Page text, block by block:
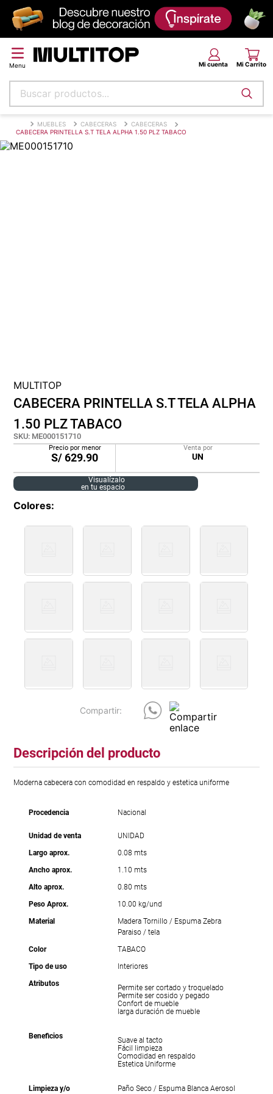
Buscar productos...
MUEBLES CABECERAS
CABECERAS
CABECERA PRINTELLA S.T TELA ALPHA 1.50 PLZ TABACO
MULTITOP
CABECERA PRINTELLA S.T TELA ALPHA
1.50 PLZ TABACO
SKU: ME000151710
Precio por menor
S/629.90
Venta por
UN
Visualízalo
en tu espacio
Colores
Descripción del producto
Moderna cabecera con comodidad en respaldo y estetica uniforme
Procedencia Nacional
Unidad de venta
UNIDAD
Largo aprox.
0.08 mts
Ancho aprox.
1.10 mts
Alto aprox.
0.80 mts
Peso Aprox.
10.00 kg/und
Material
Madera Tornillo / Espuma Zebra
Paraiso / tela
Color
TABACO
Tipo de uso
Interiores
Atributos
Permite ser cortado y troquelado
Permite ser cosido y pegado
Confort de mueble
larga duración de mueble
Beneficios
Suave al tacto
Fácil limpieza
Comodidad en respaldo
Estetica Uniforme
Limpieza y/o Paño Seco / Espuma Blanca Aerosol
Términos más buscados
papel tapiz